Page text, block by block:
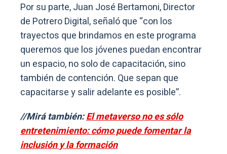
Por su parte, Juan José Bertamoni, Director
de Potrero Digital, señaló que “con los
trayectos que brindamos en este programa
queremos que los jóvenes puedan encontrar
un espacio, no solo de capacitación, sino
también de contención. Que sepan que
capacitarse y salir adelante es posible”.
//Mirá también:El metaverso no es sólo
entretenimiento: cómo puede fomentar la
inclusión y la formación